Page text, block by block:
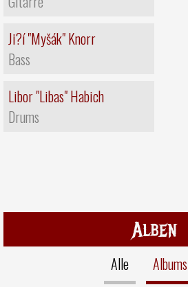
Ji?í "Myšák" Knorr
Bass
Libor "Libas" Habich
Drums
Alben
Alle Albums